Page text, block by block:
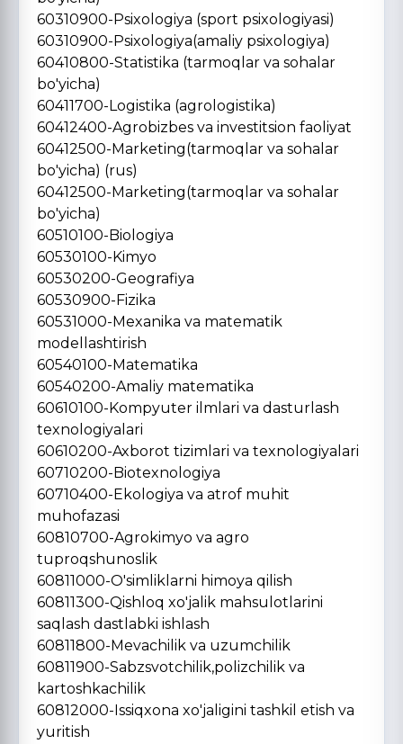
60310900-Psixologiya (sport psixologiyasi)
60310900-Psixologiya(amaliy psixologiya)
60410800-Statistika (tarmoqlar va sohalar
bo'yicha)
60411700-Logistika (agrologistika)
60412400-Agrobizbes va investitsion faoliyat
60412500-Marketing(tarmoqlar va sohalar
bo'yicha) (rus)
60412500-Marketing(tarmoqlar va sohalar
bo'yicha)
60510100-Biologiya
60530100-Kimyo
60530200-Geografiya
60530900-Fizika
60531000-Mexanika va matematik
modellashtirish
60540100-Matematika
60540200-Amaliy matematika
60610100-Kompyuter ilmlari va dasturlash
texnologiyalari
60610200-Axborot tizimlari va texnologiyalari
60710200-Biotexnologiya
60710400-Ekologiya va atrof muhit
muhofazasi
60810700-Agrokimyo va agro
tuproqshunoslik
60811000-O'simliklarni himoya qilish
60811300-Qishloq xo'jalik mahsulotlarini
saqlash dastlabki ishlash
60811800-Mevachilik va uzumchilik
60811900-Sabzsvotchilik,polizchilik va
kartoshkachilik
60812000-Issiqxona xo'jaligini tashkil etish va
yuritish